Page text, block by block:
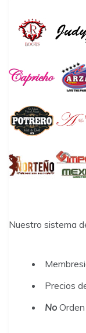
Nuestro sistema
Precios
No